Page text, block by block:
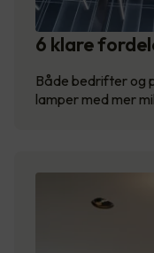
6 klare
Både bedrifter og
lamper med mer